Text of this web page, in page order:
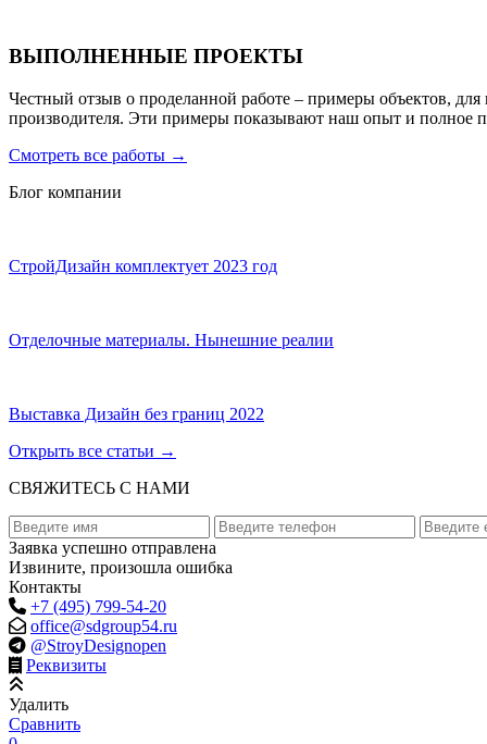
ВЫПОЛНЕННЫЕ ПРОЕКТЫ
Честный отзыв о проделанной работе – примеры объектов,
производителя. Эти примеры показывают наш опыт и полное
Смотреть все работы →
Блог компании
СтройДизайн комплектует 2023 год
Отделочные материалы. Нынешние реалии
Выставка Дизайн без границ 2022
Открыть все статьи →
СВЯЖИТЕСЬ С НАМИ
Заявка успешно отправлена
Извините, произошла ошибка
Контакты
+7 (495) 799-54-20
office@sdgroup54.ru
@StroyDesignopen
Реквизиты
Удалить
Сравнить